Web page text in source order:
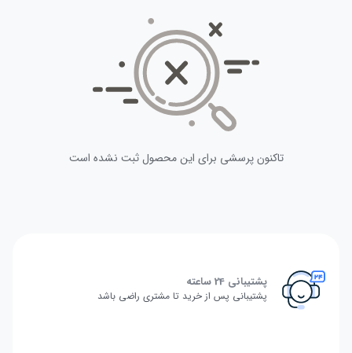
تاکنون پرسشی برای این محصول ثبت نشده است
پشتیبانی 24 ساعته
پشتیبانی پس از خرید تا مشتری راضی باشد